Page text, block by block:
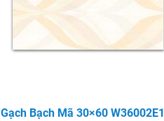
Gạch Bạch Mã 30×60 W36002E1